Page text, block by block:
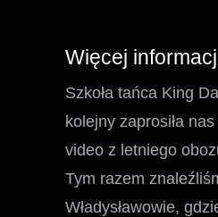
Więcej
Szkoła tańca King
kolejny zaprosiła
video z letniego
Tym razem
Władysławowie,